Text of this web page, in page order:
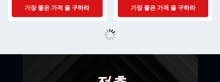
가장 좋은 가격 을 구하라 가장 좋은 가격 을 구하라